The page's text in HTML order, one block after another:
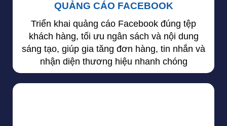
QUẢNG CÁO FACEBOOK
Triển khai quảng cáo Facebook đúng tệp
khách hàng, tối ưu ngân sách và nội dung
sáng tạo, giúp gia tăng đơn hàng, tin nhắn và
nhận diện thương hiệu nhanh chóng